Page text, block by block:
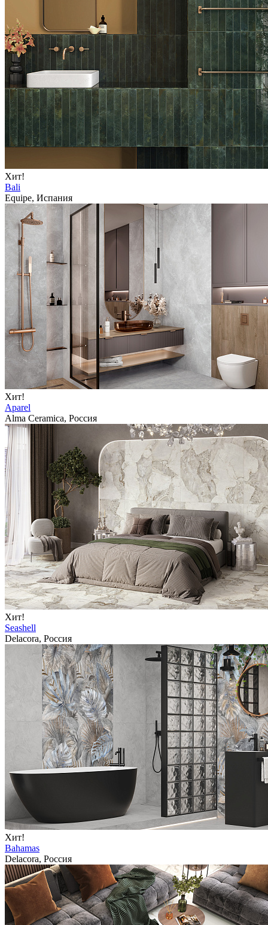
Хит!
Bali
Equipe, Испания
Хит!
Aparel
Alma Ceramica, Россия
Хит!
Seashell
Delacora, Россия
Хит!
Bahamas
Delacora, Россия